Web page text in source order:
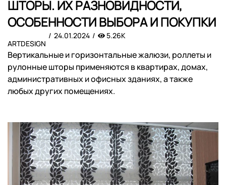
ШТОРЫ. ИХ РАЗНОВИДНОСТИ,
ОСОБЕННОСТИ ВЫБОРА И ПОКУПКИ
ARTDESIGN
24.01.2024 5.26K
Вертикальные и горизонтальные жалюзи, роллеты и
рулонные шторы применяются в квартирах, домах,
административных и офисных зданиях, а также
любых других помещениях.